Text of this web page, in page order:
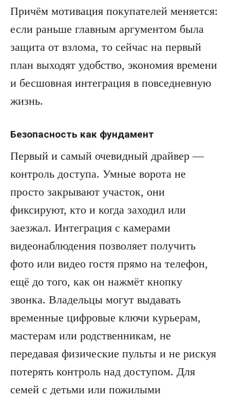
Причём мотивация покупателей меняется:
если раньше главным аргументом была
защита от взлома, то сейчас на первый
план выходят удобство, экономия времени
и бесшовная интеграция в повседневную
жизнь.
Безопасность как фундамент
Первый и самый очевидный драйвер —
контроль доступа. Умные ворота не
просто закрывают участок, они
фиксируют, кто и когда заходил или
заезжал. Интеграция с камерами
видеонаблюдения позволяет получить
фото или видео гостя прямо на телефон,
ещё до того, как он нажмёт кнопку
звонка. Владельцы могут выдавать
временные цифровые ключи курьерам,
мастерам или родственникам, не
передавая физические пульты и не рискуя
потерять контроль над доступом. Для
семей с детьми или пожилыми